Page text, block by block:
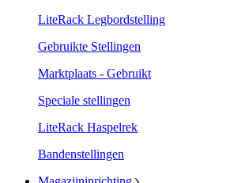
LiteRack Legbordstelling
Gebruikte Stellingen
Marktplaats - Gebruikt
Speciale stellingen
LiteRack Haspelrek
Bandenstellingen